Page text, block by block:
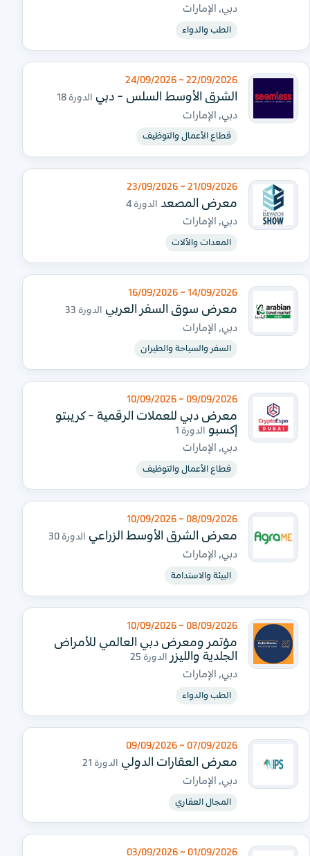
دبي, الإمارات
الطب والدواء
22/09/2026 ~ 24/09/2026
الشرق الأوسط السلس - دبي الدورة 18
دبي, الإمارات
قطاع الأعمال والتوظيف
21/09/2026 ~ 23/09/2026
معرض المصعد الدورة 4
دبي, الإمارات
المعدات والآلات
14/09/2026 ~ 16/09/2026
معرض سوق السفر العربي الدورة 33
دبي, الإمارات
السفر والسياحة والطيران
09/09/2026 ~ 10/09/2026
معرض دبي للعملات الرقمية - كريبتو
إكسبو الدورة 1
دبي, الإمارات
قطاع الأعمال والتوظيف
08/09/2026 ~ 10/09/2026
معرض الشرق الأوسط الزراعي الدورة 30
دبي, الإمارات
البيئة والاستدامة
08/09/2026 ~ 10/09/2026
مؤتمر ومعرض دبي العالمي للأمراض
الجلدية والليزرالدورة 25
دبي, الإمارات
الطب والدواء
07/09/2026 ~ 09/09/2026
معرض العقارات الدولي الدورة 21
دبي, الإمارات
المجال العقاري
01/09/2026 ~ 03/09/2026